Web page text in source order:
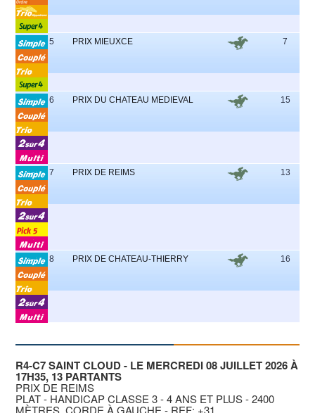
5 PRIX MIEUXCE 7
6 PRIX DU CHATEAU MEDIEVAL 15
7 PRIX DE REIMS 13
8 PRIX DE CHATEAU-THIERRY 16
R4-C7 SAINT CLOUD - LE MERCREDI 08 JUILLET 2026 À
17H35, 13 PARTANTS
PRIX DE REIMS
PLAT - HANDICAP CLASSE 3 - 4 ANS ET PLUS - 2400
MÈTRES, CORDE À GAUCHE - REF: +31